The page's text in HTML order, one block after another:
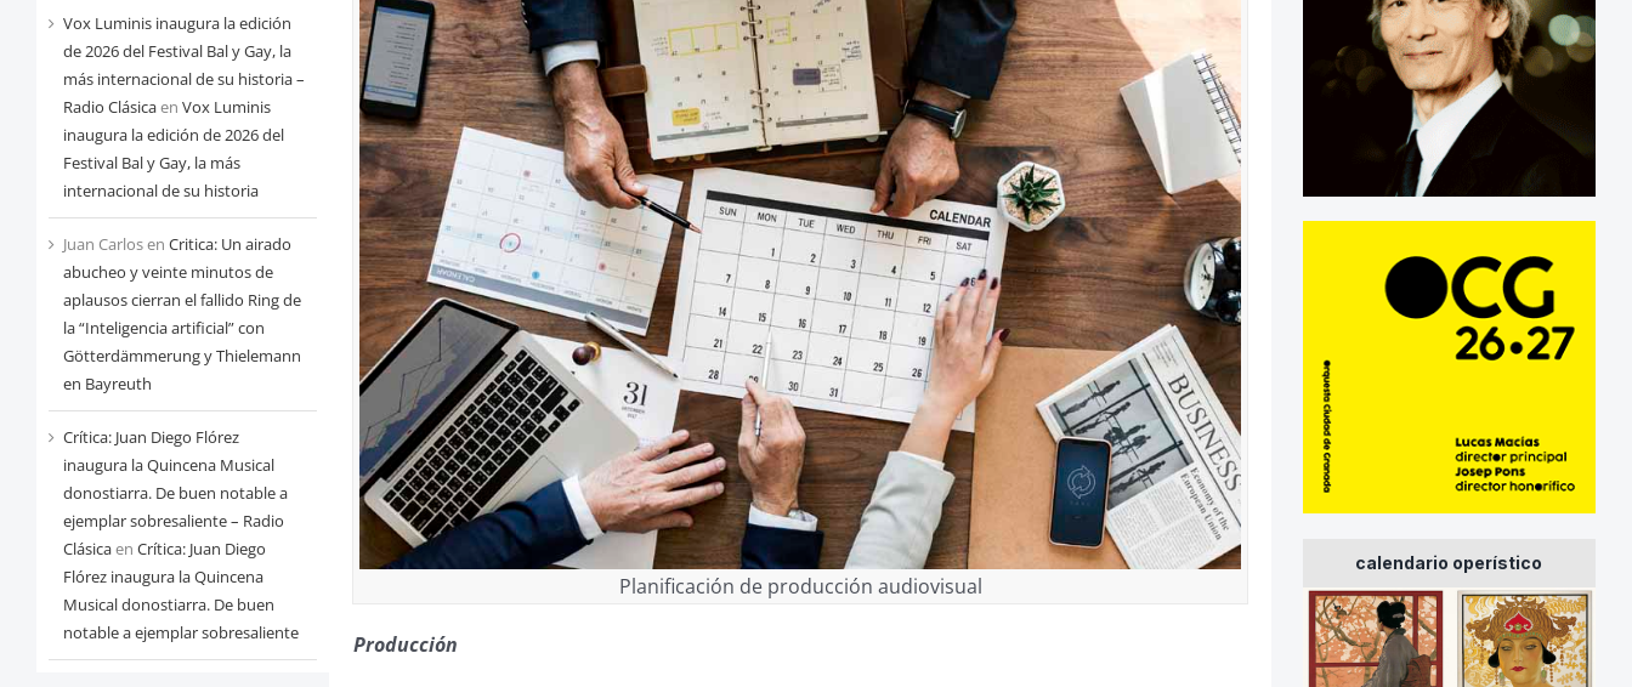
Vox Luminis inaugura la edición
de 2026 del Festival Bal y Gay, la
más internacional de su historia –
Radio Clásicaen Vox Luminis
inaugura la edición de 2026 del
Festival Bal y Gay, la más
internacional de su historia
Juan Carlosen Critica: Un airado
abucheo y veinte minutos de
aplausos cierran el fallido Ring de
la “Inteligencia artificial” con
Götterdämmerung y Thielemann
en Bayreuth
Crítica: Juan Diego Flórez
inaugura la Quincena Musical
donostiarra. De buen notable a
ejemplar sobresaliente – Radio
Clásicaen Crítica: Juan Diego
Flórez inaugura la Quincena
Musical donostiarra. De buen
notable a ejemplar sobresaliente
Planificación de producción audiovisual
Producción
calendario operístico